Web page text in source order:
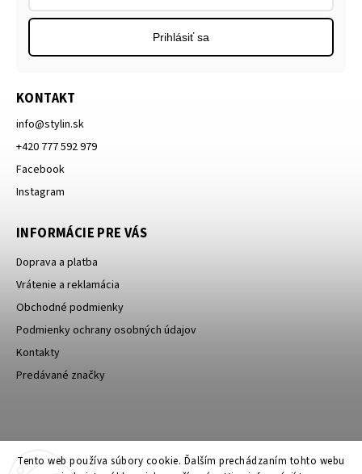
Tento web používa súbory cookie. Ďalším prechádzaním tohto webu
KONTAKT
info@stylin.sk
+420 777 592 979
Facebook
Instagram
INFORMÁCIE PRE VÁS
Doprava a platba
Vrátenie a reklamácia
Obchodné podmienky
Podmienky ochrany osobných údajov
Kontakty
Predávané značky
Prihlásiť sa
Bagin.cz